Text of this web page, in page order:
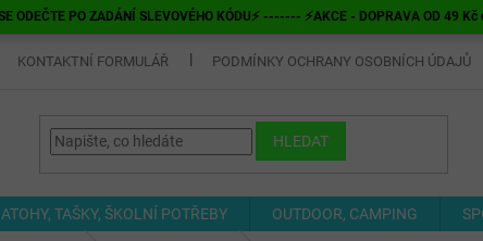
ODEČTE PO ZADÁNÍ SLEVOVÉHO KÓDU⚡ ------- ⚡AKCE - DOPRAVA OD 49
KONTAKTNÍ FORMULÁŘ PODMÍNKY OCHRANY OSOBNÍCH ÚDAJŮ
HLEDAT
TAŠKY, ŠKOLNÍ POTŘEBY OUTDOOR, CAMPING